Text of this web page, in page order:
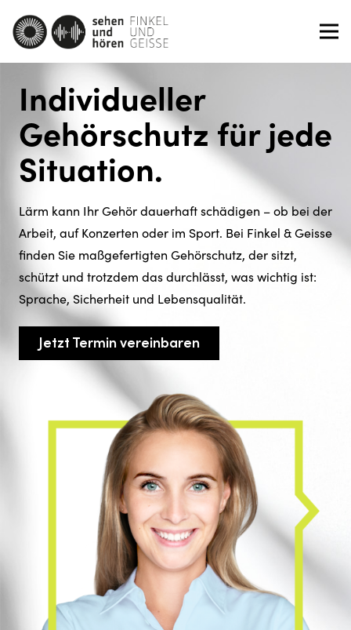
Individueller
Gehörschutz für jede
Situation.
Lärm kann Ihr Gehör dauerhaft schädigen – ob bei der
Arbeit, auf Konzerten oder im Sport. Bei Finkel & Geisse
finden Sie maßgefertigten Gehörschutz, der sitzt,
schützt und trotzdem das durchlässt, was wichtig ist:
Sprache, Sicherheit und Lebensqualität.
Jetzt Termin vereinbaren